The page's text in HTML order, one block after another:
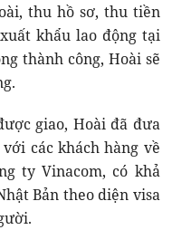
thu hồ sơ, thu tiền
khẩu lao động tại
thành công, Hoài sẽ
giao, Hoài đã đưa
các khách hàng về
ty Vinacom, có khả
Bản theo diện visa